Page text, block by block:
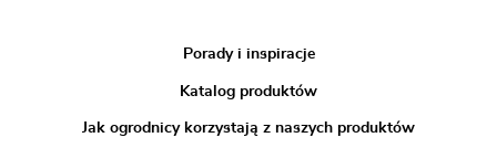
Porady i inspiracje
Katalog produktów
Jak ogrodnicy korzystają z naszych produktów